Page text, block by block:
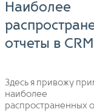
Наиболее
отчеты в CRM
Здесь я привожу
наиболее
распространенных